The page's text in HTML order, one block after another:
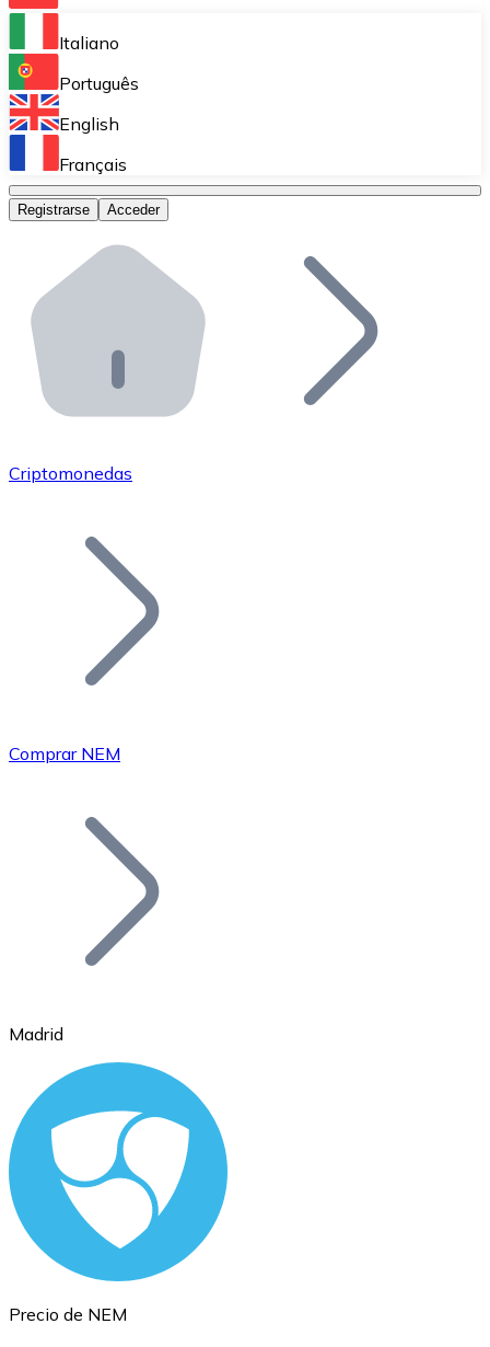
Bitnovo Ramp
Integra nuestra solución en tu plataforma.
Bitnovo Giftcards
Bitnovo OTC
Bitnovo ATM
Integra un ATM Bitnovo en tu negocio y permite que
Bitnovo API
Integra nuestra API en tu ecosistema.
Únete a nuestra red de distribuidores.
Añade tu proyecto a nuestro ecosistema.
Bitcoin
Ethereum
ETH
Italiano
Português
English
Français
Registrarse Acceder
Criptomonedas
Comprar NEM
Madrid
Precio de NEM